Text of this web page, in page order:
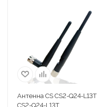
Антенна CS CS2-Q24-L13T
CS2-Q24-L13T